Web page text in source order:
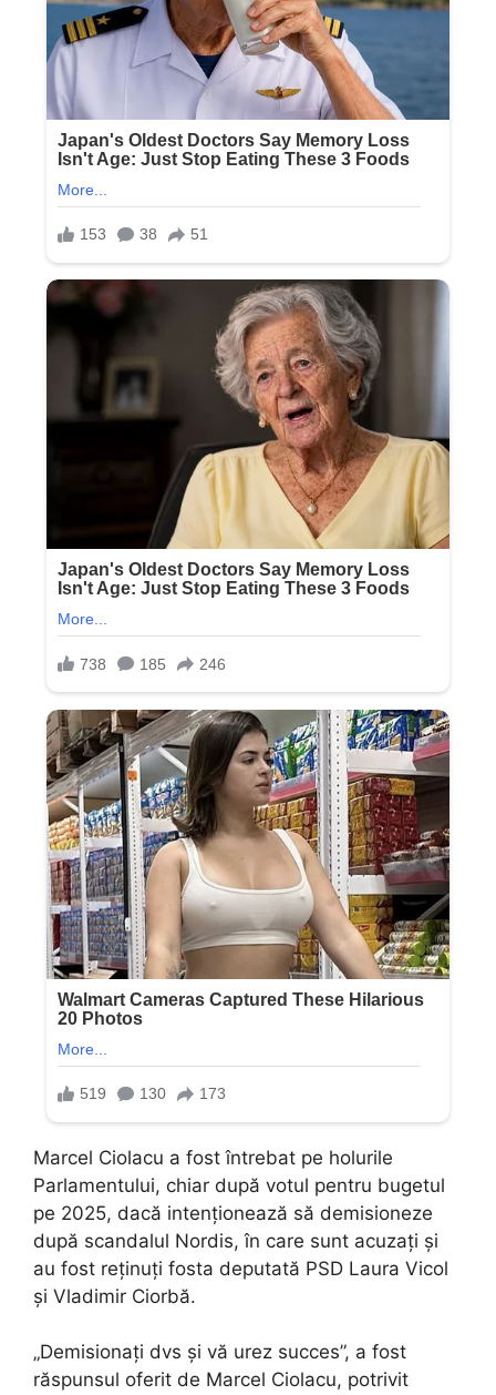
Marcel Ciolacu a fost întrebat pe holurile
Parlamentului, chiar după votul pentru bugetul
pe 2025, dacă intenționează să demisioneze
după scandalul Nordis, în care sunt acuzați și
au fost reținuți fosta deputată PSD Laura Vicol
și Vladimir Ciorbă.
„Demisionați dvs și vă urez succes”, a fost
răspunsul oferit de Marcel Ciolacu, potrivit